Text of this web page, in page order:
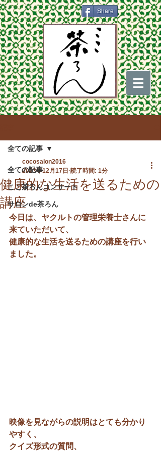
Share
全ての記事
ここ茶ろんコンサート
サロンde茶ろん
全ての記事
健康的な生活を送るための
講座
cocosalon2016
2023年12月17日 読了時間: 1分
今日は、ヤクルトの管理栄養士さんに
来ていただいて、
健康的な生活を送るための講座を行い
ました。
映像を見ながらの説明はとても分かり
やすく、
クイズ形式の質問、